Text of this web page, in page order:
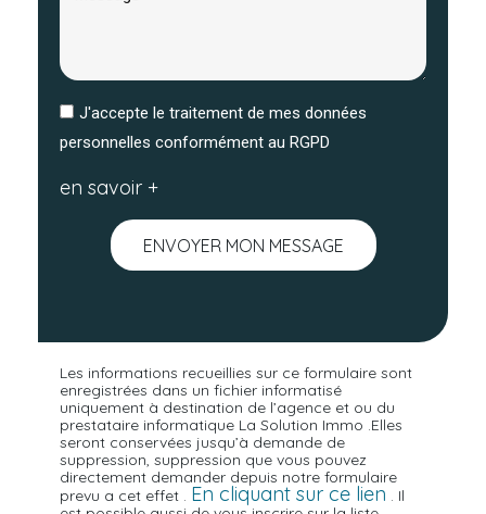
J'accepte le traitement de mes données
personnelles conformément au RGPD
en savoir +
ENVOYER MON MESSAGE
Les informations recueillies sur ce formulaire sont
enregistrées dans un fichier informatisé
uniquement à destination de l’agence et ou du
prestataire informatique La Solution Immo .Elles
seront conservées jusqu’à demande de
suppression, suppression que vous pouvez
directement demander depuis notre formulaire
prevu a cet effet . En cliquant sur ce lien . Il